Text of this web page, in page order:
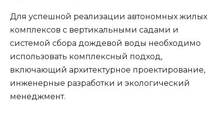
Для успешной реализации автономных жилых
комплексов с вертикальными садами и
системой сбора дождевой воды необходимо
использовать комплексный подход,
включающий архитектурное проектирование,
инженерные разработки и экологический
менеджмент.